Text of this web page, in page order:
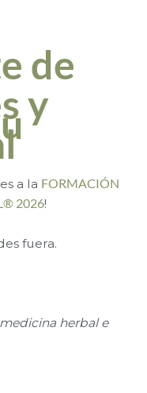
de
y
a la FORMACIÓN
2026!
fuera.
herbal e